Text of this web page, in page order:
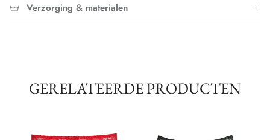
Verzorging & materialen
GERELATEERDE PRODUCTEN